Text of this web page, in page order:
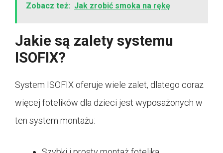
Zobacz też: Jak zrobić smoka na rękę
Jakie są zalety systemu
ISOFIX?
System ISOFIX oferuje wiele zalet, dlatego coraz
więcej fotelików dla dzieci jest wyposażonych w
ten system montażu: